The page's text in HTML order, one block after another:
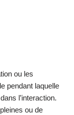
ou les
pendant laquelle
l’interaction.
ou de